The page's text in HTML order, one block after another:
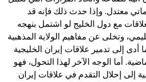
معتدل. وإذا حدث ذلك فإنه قد
مع دول الخليج لو اشتمل بنهجه
وتخلى عن مفاهيم الولاية المذهبية
أدى إلى تدمير علاقات إيران الخليجية
أما الوجه الآخر لهذا التحول، فهو
إلى إحلال التقدم في علاقات إيران